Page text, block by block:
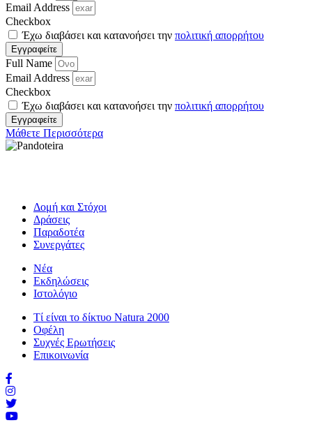
Email Address
Checkbox
Έχω διαβάσει και κατανοήσει την πολιτική απορρήτου
Εγγραφείτε
Full Name
Email Address
Checkbox
Έχω διαβάσει και κατανοήσει την πολιτική απορρήτου
Εγγραφείτε
Μάθετε Περισσότερα
Δομή και Στόχοι
Δράσεις
Παραδοτέα
Συνεργάτες
Νέα
Εκδηλώσεις
Ιστολόγιο
Τί είναι το δίκτυο Natura 2000
Οφέλη
Συχνές Ερωτήσεις
Επικοινωνία